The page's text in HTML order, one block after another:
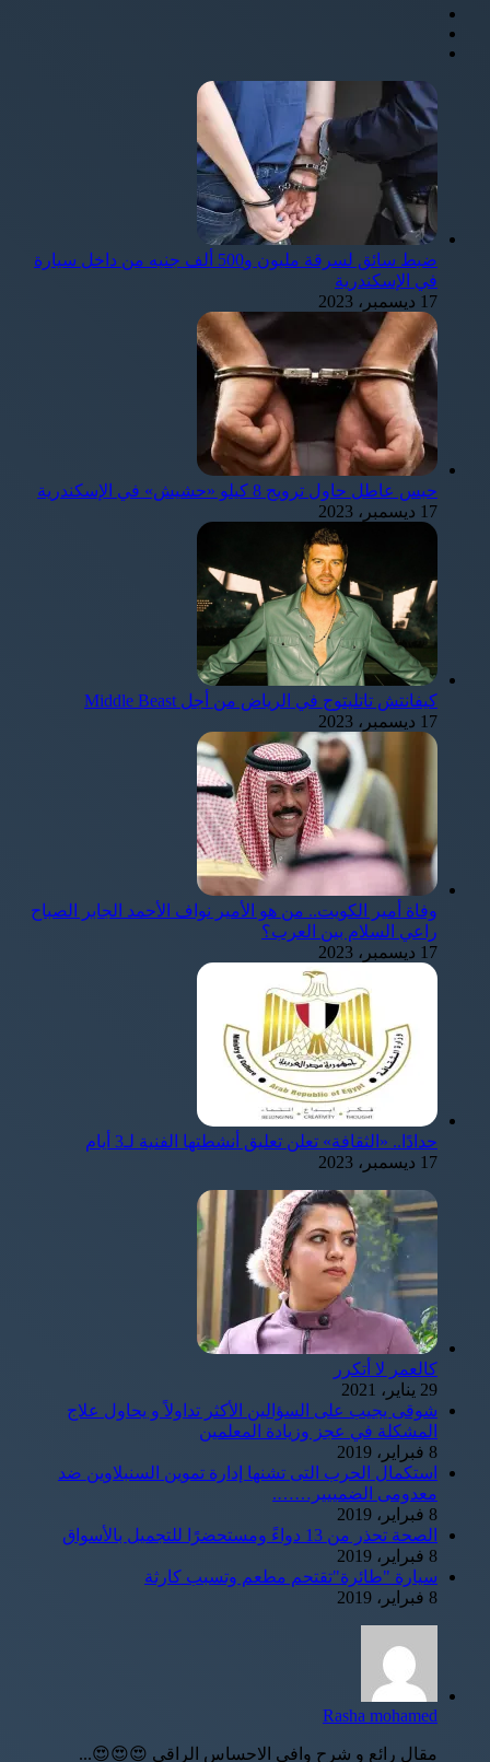
ضبط سائق لسرقة مليون و500 ألف جنيه من داخل سيارة
في الإسكندرية
17 ديسمبر، 2023
حبس عاطل حاول ترويج 8 كيلو «حشيش» في الإسكندرية
17 ديسمبر، 2023
كيفانتش تاتليتوج في الرياض من أجل Middle Beast
17 ديسمبر، 2023
وفاة أمير الكويت.. من هو الأمير نواف الأحمد الجابر الصباح
راعي السلام بين العرب؟
17 ديسمبر، 2023
حدادًا.. «الثقافة» تعلن تعليق أنشطتها الفنية لـ3 أيام
17 ديسمبر، 2023
كالعمر لا أتكرر
29 يناير، 2021
شوقى يجيب على السؤالين الأكثر تداولاً و يحاول علاج
المشكلة في عجز وزيادة المعلمين
8 فبراير، 2019
استكمال الحرب التى تشنها إدارة تموين السنبلاوين ضد
معدومى الضمييير…….
8 فبراير، 2019
الصحة تحذر من 13 دواءً ومستحضرًا للتجميل بالأسواق
8 فبراير، 2019
سيارة "طائرة"تقتحم مطعم وتسبب كارثة
8 فبراير، 2019
Rasha mohamed
مقال رائع و شرح وافي الاحساس الراقي 😍😍😍...